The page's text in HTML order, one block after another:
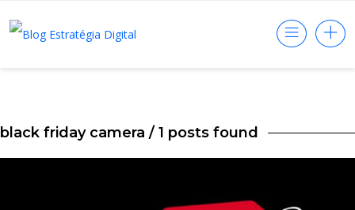
black friday camera / 1 posts found